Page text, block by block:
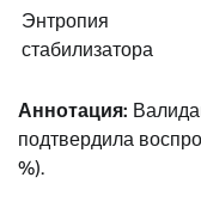
Энтропия
стабилизатора
Аннотация:
подтвердила
%).